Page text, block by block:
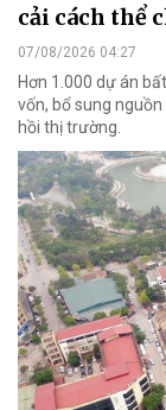
cải cách thể
07/08/2026 04:27
Hơn 1.000 dự án
vốn, bổ sung
hồi thị trường.